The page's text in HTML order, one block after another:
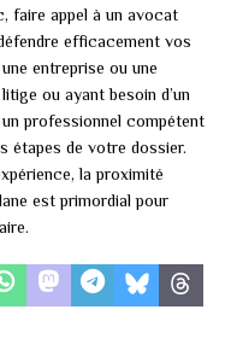
faire appel à un avocat
efficacement vos
entreprise ou une
ou ayant besoin d’un
professionnel compétent
étapes de votre dossier.
la proximité
est primordial pour